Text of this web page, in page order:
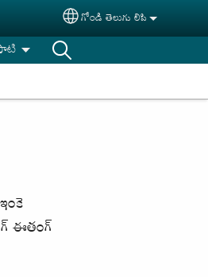
Select your language
గోండి తెలుగు లిపి
ఈతంగ్